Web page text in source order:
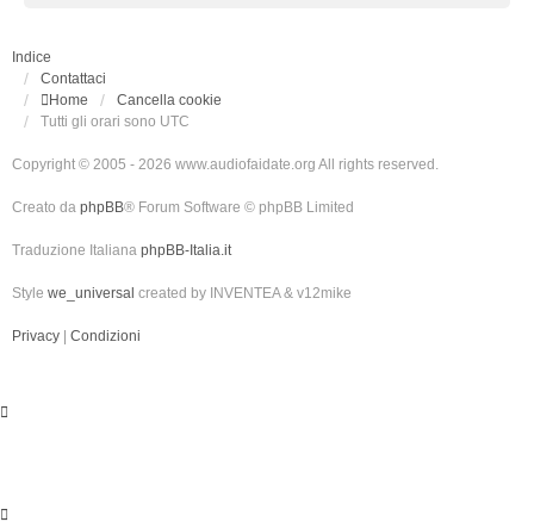
Indice
Contattaci
Home
Cancella cookie
Tutti gli orari sono UTC
Copyright © 2005 - 2026 www.audiofaidate.org All rights reserved.
Creato da phpBB® Forum Software © phpBB Limited
Traduzione Italiana phpBB-Italia.it
Style we_universal created by INVENTEA & v12mike
Privacy Condizioni